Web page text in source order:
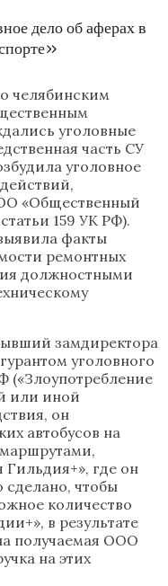
дело об аферах в
челябинским
уголовные
часть СУ
уголовное
«Общественный
159 УК РФ).
факты
ремонтных
должностными
замдиректора
уголовного
(«Злоупотребление
или иной
он
автобусов на
где он
сделано, чтобы
количество
в результате
получаемая ООО
на этих